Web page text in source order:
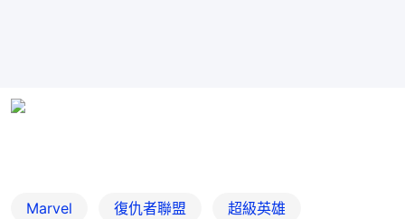
Marvel 復仇者聯盟 超級英雄